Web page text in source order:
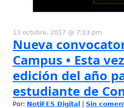
13 octubre, 2017 @ 7:13 pm
Nueva
Campus • Esta
edición del año
estudiante de
Por: NotiFES Digital Sin